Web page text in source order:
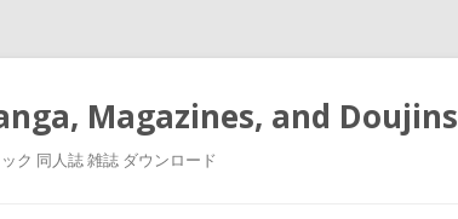
Magazines, and Doujins
ク 同人誌 雑誌 ダウンロード